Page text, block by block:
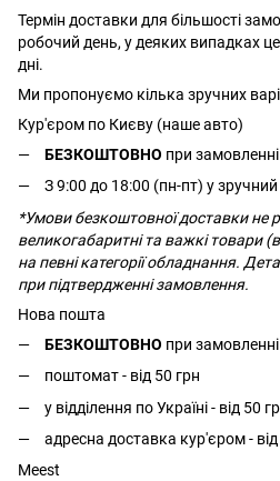
Термін доставки для більшості
робочий день, у деяких випадках
дні.
Ми пропонуємо кілька зручних
Кур'єром по Києву (наше авто)
БЕЗКОШТОВНО при
З 9:00 до 18:00 (пн-пт) у
*Умови безкоштовної доставки
великогабаритні та важкі товари
на певні категорії обладнання.
при підтвердженні замовлення.
Нова пошта
БЕЗКОШТОВНО при
поштомат - від 50 грн
у відділення по Україні - від 50
адресна доставка кур'єром - від
Meest